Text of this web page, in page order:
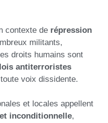
contexte de répression
militants,
droits humains sont
antiterroristes
voix dissidente.
et locales appellent
inconditionnelle,